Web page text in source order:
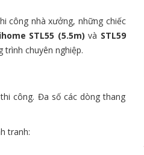
công nhà xưởng, những chiếc
STL55 (5.5m) và STL59
trình chuyên nghiệp.
công. Đa số các dòng thang
tranh: